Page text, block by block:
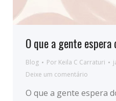
O que a gente
Blog Por Keila C Carraturi
Deixe um comentário
O que a gente espera